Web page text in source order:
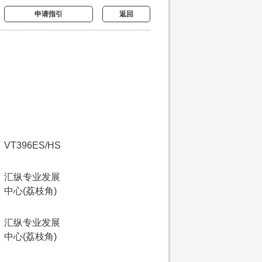
申请指引 返回
VT396ES/HS
汇纵专业发展
中心(荔枝角)
汇纵专业发展
中心(荔枝角)